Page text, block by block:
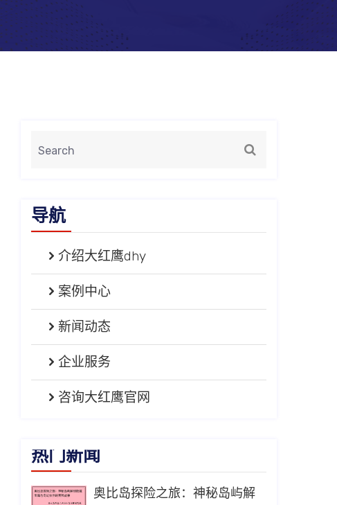
导航
介绍大红鹰dhy
案例中心
新闻动态
企业服务
咨询大红鹰官网
热门新闻
奥比岛探险之旅：神秘岛屿解